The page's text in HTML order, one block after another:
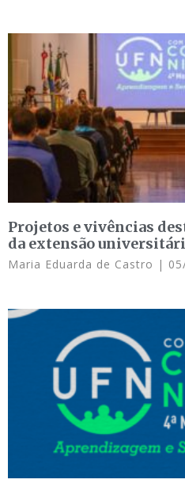
Projetos e vivências
da extensão
Maria Eduarda de Castro